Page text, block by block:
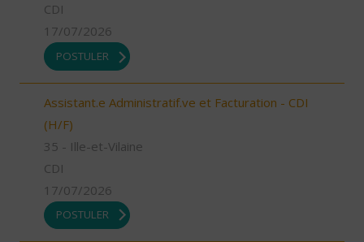
CDI
17/07/2026
POSTULER
Assistant.e Administratif.ve et Facturation - CDI
(H/F)
35 - Ille-et-Vilaine
CDI
17/07/2026
POSTULER